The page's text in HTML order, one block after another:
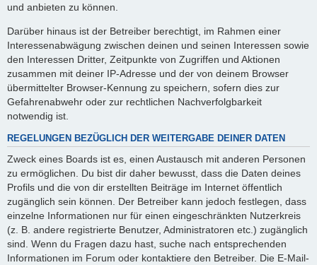
und anbieten zu können.
Darüber hinaus ist der Betreiber berechtigt, im Rahmen einer
Interessenabwägung zwischen deinen und seinen Interessen sowie
den Interessen Dritter, Zeitpunkte von Zugriffen und Aktionen
zusammen mit deiner IP-Adresse und der von deinem Browser
übermittelter Browser-Kennung zu speichern, sofern dies zur
Gefahrenabwehr oder zur rechtlichen Nachverfolgbarkeit
notwendig ist.
REGELUNGEN BEZÜGLICH DER WEITERGABE DEINER DATEN
Zweck eines Boards ist es, einen Austausch mit anderen Personen
zu ermöglichen. Du bist dir daher bewusst, dass die Daten deines
Profils und die von dir erstellten Beiträge im Internet öffentlich
zugänglich sein können. Der Betreiber kann jedoch festlegen, dass
einzelne Informationen nur für einen eingeschränkten Nutzerkreis
(z. B. andere registrierte Benutzer, Administratoren etc.) zugänglich
sind. Wenn du Fragen dazu hast, suche nach entsprechenden
Informationen im Forum oder kontaktiere den Betreiber. Die E-Mail-